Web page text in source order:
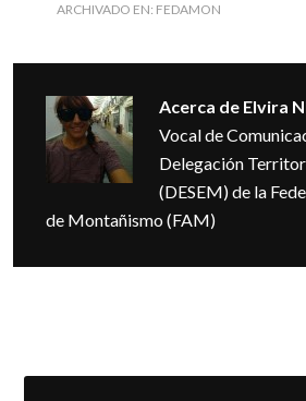
ARCHIVADO EN: FEDAMON
Acerca de Elvira
Vocal de
Delegación
(DESEM) de la
de Montañismo (FAM)